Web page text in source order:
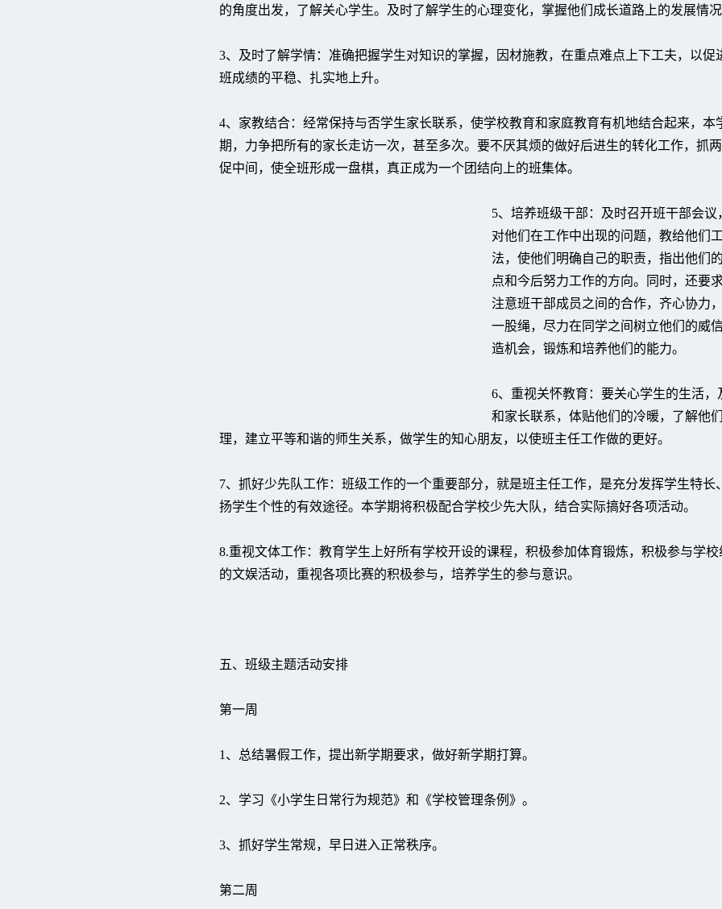
的角度出发，了解关心学生。及时了解学生的心理变化，掌握他们成长道路上的发展情况
3、及时了解学情：准确把握学生对知识的掌握，因材施教，在重点难点上下工夫，以促
班成绩的平稳、扎实地上升。
4、家教结合：经常保持与否学生家长联系，使学校教育和家庭教育有机地结合起来，本
期，力争把所有的家长走访一次，甚至多次。要不厌其烦的做好后进生的转化工作，抓两
促中间，使全班形成一盘棋，真正成为一个团结向上的班集体。
5、培养班级干部：及时召开班干部会议
对他们在工作中出现的问题，教给他们
法，使他们明确自己的职责，指出他们
点和今后努力工作的方向。同时，还要求
注意班干部成员之间的合作，齐心协力
一股绳，尽力在同学之间树立他们的威
造机会，锻炼和培养他们的能力。
6、重视关怀教育：要关心学生的生活，
和家长联系，体贴他们的冷暖，了解他
理，建立平等和谐的师生关系，做学生的知心朋友，以使班主任工作做的更好。
7、抓好少先队工作：班级工作的一个重要部分，就是班主任工作，是充分发挥学生特长
扬学生个性的有效途径。本学期将积极配合学校少先大队，结合实际搞好各项活动。
8.重视文体工作：教育学生上好所有学校开设的课程，积极参加体育锻炼，积极参与学校
的文娱活动，重视各项比赛的积极参与，培养学生的参与意识。
五、班级主题活动安排
第一周
1、总结暑假工作，提出新学期要求，做好新学期打算。
2、学习《小学生日常行为规范》和《学校管理条例》。
3、抓好学生常规，早日进入正常秩序。
第二周